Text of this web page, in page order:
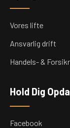
Vores lifte
Ansvarlig drift
Handels- &
Hold Dig
Facebook